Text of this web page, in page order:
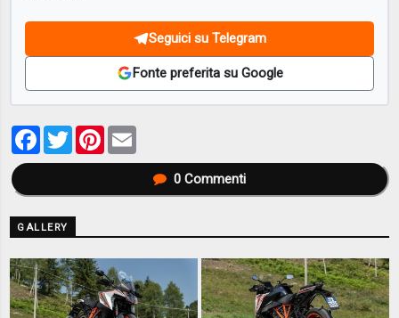
Seguici su Telegram
Fonte preferita su Google
Facebook
TwitterPinterest
0Commenti
GALLERY